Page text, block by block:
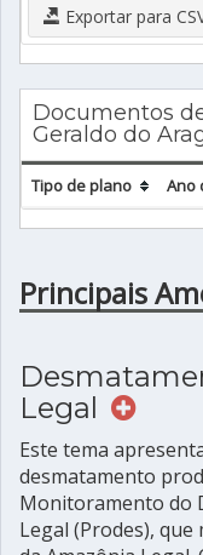
Exportar para
Documentos
Geraldo do
Tipo de plano Ano
Principais
Legal
Este tema
desmatamento
Monitoramento do
Legal (Prodes),